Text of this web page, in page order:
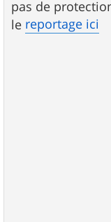
pas de
le reportage ici